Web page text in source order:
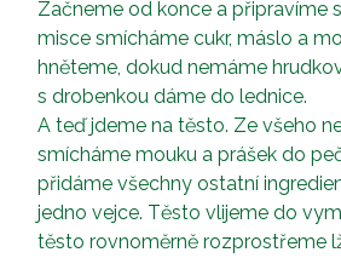
Začneme od konce a připravíme
misce smícháme cukr, máslo a
hněteme, dokud nemáme
s drobenkou dáme do lednice.
A teď jdeme na těsto. Ze všeho
smícháme mouku a prášek do
přidáme všechny ostatní
jedno vejce. Těsto vlijeme do
těsto rovnoměrně rozprostřeme